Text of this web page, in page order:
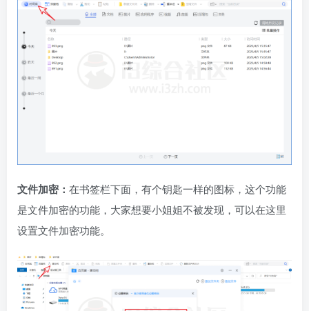
文件加密： 在书签栏下面，有个钥匙一样的图标，这个功能
是文件加密的功能，大家想要小姐姐不被发现，可以在这里
设置文件加密功能。